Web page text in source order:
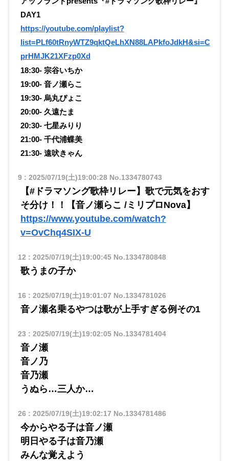
DAY1
https://youtube.com/playlist?
list=PLf60tRnyWTZ9qktQeLhXN88LAPkfoJdkH&si=C
prHMJK21XFzp0Xd
18:30- 宗谷いちか
19:00- 音ノ瀬らこ
19:30- 烏丸ぴょこ
20:00- 久遠たま
20:30- 七星みりり
21:00- 千代浦蝶美
21:30- 遠吠きゃん
9: 2025/07/19(土)19:00:28No.1334780743
【#ドラマソング歌枠リレー】歌で元気をおす
そ分け！！【音ノ瀬らこ /ミリプロNova】
https://www.youtube.com/watch?
v=OvChq4SIX-U
12 : 2025/07/19(土)19:00:45No.1334780848
歌うまの子か
16 : 2025/07/19(土)19:01:07 No.1334781026
音ノ瀬名乗るやつは歌が上手すぎる例その1
23 : 2025/07/19(土)19:02:05No.1334781404
音ノ瀬
音ノ乃
音乃瀬
うぬら…三人か…
26 : 2025/07/19(土)19:02:17 No.1334781486
今からやる子は音ノ瀬
明日やる子は音乃瀬
みんな覚えよう